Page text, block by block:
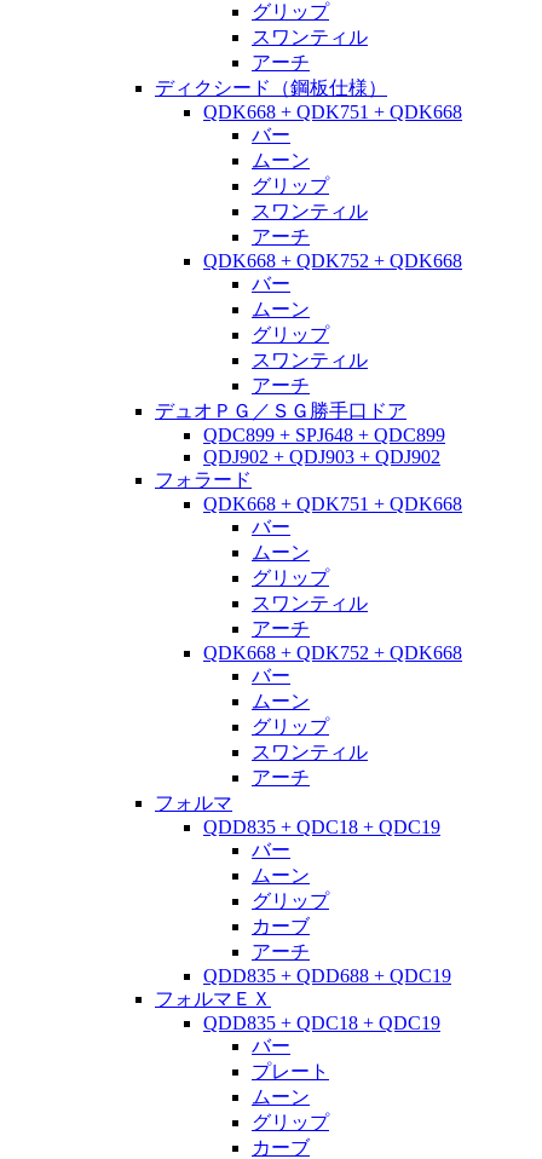
グリップ
スワンティル
アーチ
ディクシード（鋼板仕様）
QDK668 + QDK751 + QDK668
バー
ムーン
グリップ
スワンティル
アーチ
QDK668 + QDK752 + QDK668
バー
ムーン
グリップ
スワンティル
アーチ
デュオＰＧ／ＳＧ勝手口ドア
QDC899 + SPJ648 + QDC899
QDJ902 + QDJ903 + QDJ902
フォラード
QDK668 + QDK751 + QDK668
バー
ムーン
グリップ
スワンティル
アーチ
QDK668 + QDK752 + QDK668
バー
ムーン
グリップ
スワンティル
アーチ
フォルマ
QDD835 + QDC18 + QDC19
バー
ムーン
グリップ
カーブ
アーチ
QDD835 + QDD688 + QDC19
フォルマＥＸ
QDD835 + QDC18 + QDC19
バー
プレート
ムーン
グリップ
カーブ